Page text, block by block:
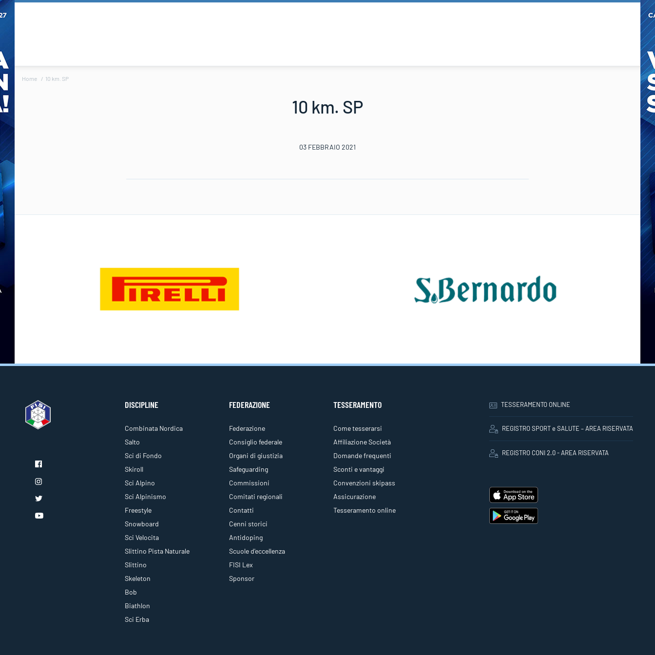
Home 10 km. SP
10 km. SP
03 FEBBRAIO 2021
DISCIPLINE
Combinata Nordica
Salto
Sci di Fondo
Skiroll
Sci Alpino
Sci Alpinismo
Freestyle
Snowboard
Sci Velocita
Slittino Pista Naturale
Slittino
Skeleton
Bob
Biathlon
Sci Erba
FEDERAZIONE
Federazione
Consiglio federale
Organi di giustizia
Safeguarding
Commissioni
Comitati regionali
Contatti
Cenni storici
Antidoping
Scuole d'eccellenza
FISI Lex
Sponsor
TESSERAMENTO
Come tesserarsi
Affiliazione Società
Domande frequenti
Sconti e vantaggi
Convenzioni skipass
Assicurazione
Tesseramento online
TESSERAMENTO ONLINE
REGISTRO SPORT e SALUTE – AREA RISERVATA
REGISTRO CONI 2.0 - AREA RISERVATA